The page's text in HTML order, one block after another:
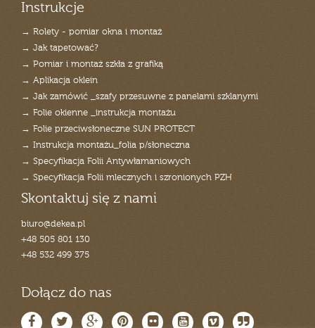
Instrukcje
→ Rolety - pomiar okna i montaż
→ Jak tapetować?
→ Pomiar i montaż szkła z grafiką
→ Aplikacja oklein
→ Jak zamówić _szafy przesuwne z panelami szklanymi
→ Folie okienne _instrukcja montażu
→ Folie przeciwsłoneczne SUN PROTECT
→ Instrukcja montażu_folia p/słoneczna
→ Specyfikacja Folii Antywłamaniowych
→ Specyfikacja Folii mlecznych i szronionych PZH
Skontaktuj się z nami
biuro@dekea.pl
+48 505 801 130
+48 532 499 375
Dołącz do nas